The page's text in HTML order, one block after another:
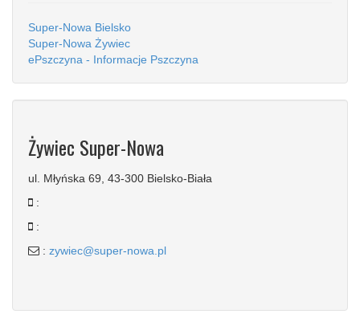
Super-Nowa Bielsko
Super-Nowa Żywiec
ePszczyna - Informacje Pszczyna
Żywiec Super-Nowa
ul. Młyńska 69, 43-300 Bielsko-Biała
:
:
: zywiec@super-nowa.pl